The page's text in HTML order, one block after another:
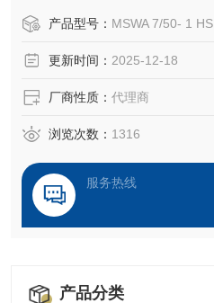
着的电流的装置叫做
产品型号： MSWA 7/50- 1 HS
更新时间： 2025-12-18
厂商性质： 代理商
浏览次数： 1316
服务热线
产品分类